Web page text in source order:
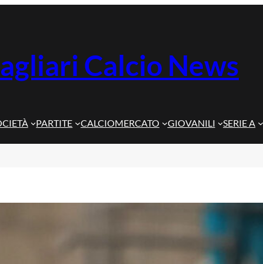
Calcio News
PARTITE CALCIOMERCATO GIOVANILI SERIE A